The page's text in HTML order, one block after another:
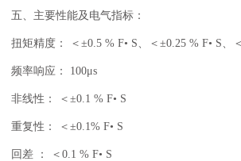
五、主要性能及电气指标：
扭矩精度： ＜±0.5 % F• S、＜±0.25 % F• S、
频率响应： 100μs
非线性： ＜±0.1 % F• S
重复性： ＜±0.1% F• S
回差 ： ＜0.1 % F• S